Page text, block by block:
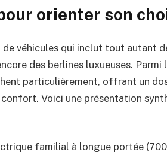
orienter son
véhicules qui inclut tout autant
des berlines luxueuses. Parmi
particulièrement, offrant un
Voici une présentation
familial à longue portée (700